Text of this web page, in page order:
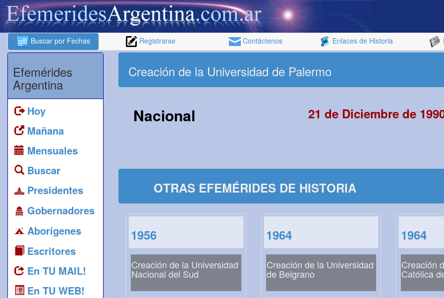
Buscar por Fechas Registrarse Contáctenos Enlaces de Historia
Efemérides
Argentina
Hoy
Mañana
Mensuales
Buscar
Presidentes
Gobernadores
Aborígenes
Escritores
En TU MAIL!
En TU WEB!
Creación de la Universidad de Palermo
Nacional 21 de Diciembre de
OTRAS EFEMÉRIDES DE HISTORIA
1956
Creación de la Universidad
Nacional del Sud
1964
Creación de la Universidad
de Belgrano
1964
Creación
Católica